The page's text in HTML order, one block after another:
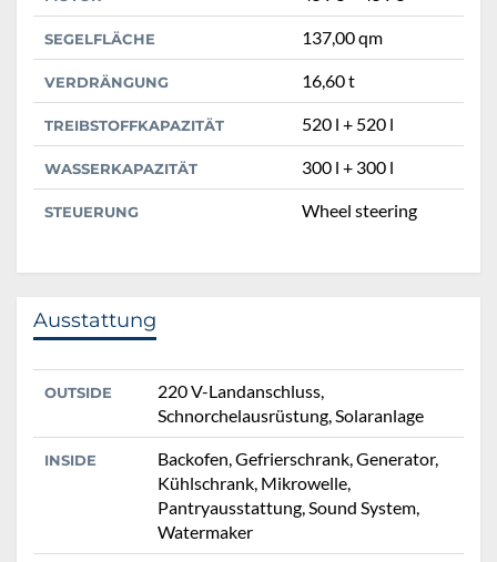
SEGELFLÄCHE 137,00 qm
VERDRÄNGUNG 16,60 t
TREIBSTOFFKAPAZITÄT 520 l + 520 l
WASSERKAPAZITÄT 300 l + 300 l
STEUERUNG Wheel steering
Ausstattung
OUTSIDE
220 V-Landanschluss,
Schnorchelausrüstung, Solaranlage
INSIDE
Backofen, Gefrierschrank, Generator,
Kühlschrank, Mikrowelle,
Pantryausstattung, Sound System,
Watermaker